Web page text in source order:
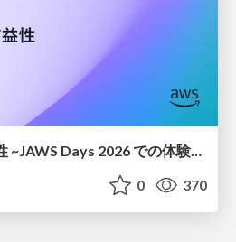
0 370